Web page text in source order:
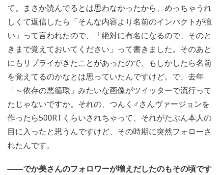
て。まさか読んでるとは思わなかったから、めっちゃうれ
しくて返信したら「そんな内容より名前のインパクトが強
い」って言われたので、「絶対に有名になるので、そのと
きまで覚えておいてください」って書きました。そのあと
にもリプライがきたことがあったので、もしかしたら名前
を覚えてるのかなとは思っていたんですけど。で、去年
「～依存の悪循環」みたいな画像がツイッターで流行って
たじゃないですか。それの、つんく♂さんヴァージョンを
作ったら500RTくらいされちゃって、それがたぶん本人の
目に入ったと思うんですけど、その時期に突然フォローさ
れたんです。
――でか美さんのフォロワーが増えだしたのもその頃です